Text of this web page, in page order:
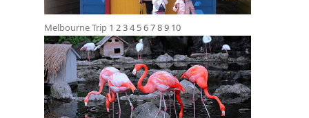
Melbourne Trip 1 23456789 10